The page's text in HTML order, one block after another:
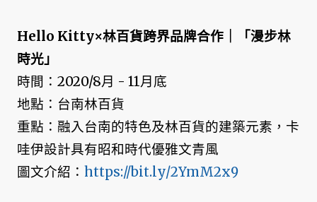
Hello Kitty×林百貨跨界品牌合作｜「漫步林
時光」
時間：2020/8月 - 11月底
地點：台南林百貨
重點：融入台南的特色及林百貨的建築元素，卡
哇伊設計具有昭和時代優雅文青風
圖文介紹： https://bit.ly/2YmM2x9